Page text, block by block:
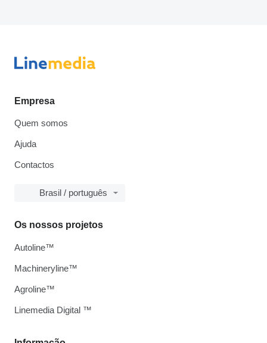
Empresa
Quem somos
Ajuda
Contactos
Brasil / português
Os nossos projetos
Autoline™
Machineryline™
Agroline™
Linemedia Digital ™